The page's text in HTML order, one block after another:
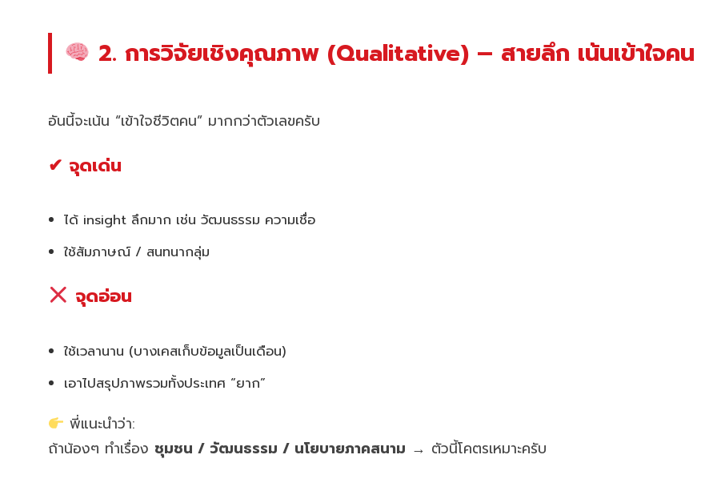
2. การวิจัยเชิงคุณภาพ (Qualitative) – สายลึก เน้นเข้าใจคน
อันนี้จะเน้น “เข้าใจชีวิตคน” มากกว่าตัวเลขครับ
✔ จุดเด่น
ได้ insight ลึกมาก เช่น วัฒนธรรม ความเชื่อ
ใช้สัมภาษณ์ / สนทนากลุ่ม
จุดอ่อน
ใช้เวลานาน (บางเคสเก็บข้อมูลเป็นเดือน)
เอาไปสรุปภาพรวมทั้งประเทศ “ยาก”
พี่แนะนำว่า:
ถ้าน้องๆ ทำเรื่อง ชุมชน / วัฒนธรรม / นโยบายภาคสนาม → ตัวนี้โคตรเหมาะครับ